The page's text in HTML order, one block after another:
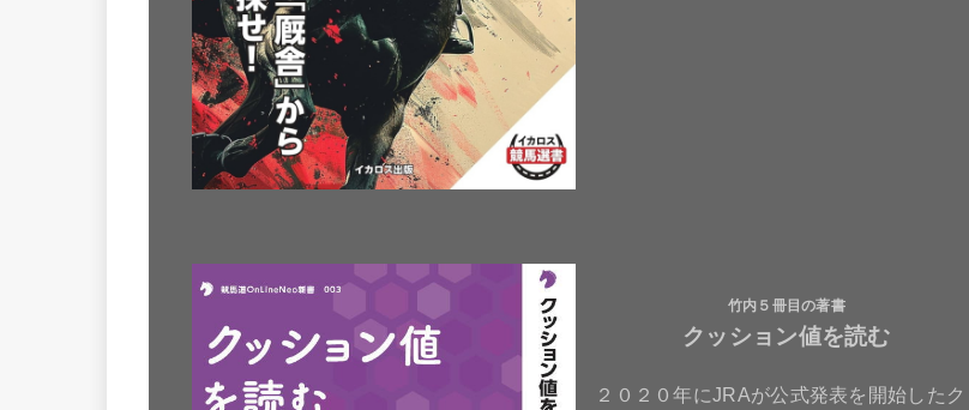
竹内５冊目の著書
クッション値を読む
２０２０年にJRAが公式発表を開始したク